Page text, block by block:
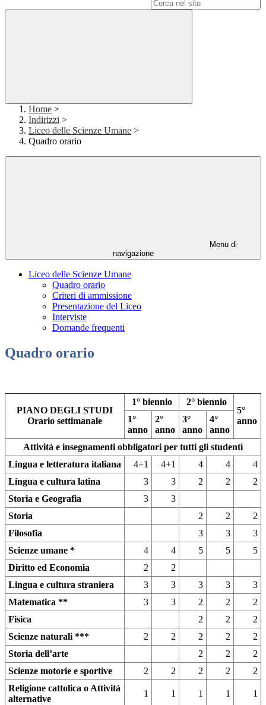
Home >
Indirizzi >
Liceo delle Scienze Umane >
Quadro orario
Menu di
navigazione
Liceo delle Scienze Umane
Quadro orario
Criteri di ammissione
Presentazione del Liceo
Interviste
Domande frequenti
Quadro orario
PIANO DEGLI STUDI
Orario settimanale
1° biennio
2° biennio
5°
anno
1°
anno
2°
anno
3°
anno
4°
anno
Attività e insegnamenti obbligatori per tutti gli studenti
Lingua e letteratura italiana
4+1 4+1 4 4
4
Lingua e cultura latina
3 3 2 2
2
Storia e Geografia
3
3
Storia
2 2
2
Filosofia
3 3
3
Scienze umane *
4 4 5 5
5
Diritto ed Economia
2
2
Lingua e cultura straniera
3 3 3 3
3
Matematica **
3 3 2 2
2
Fisica
2 2
2
Scienze naturali ***
2 2 2 2
2
Storia dell’arte
2 2
2
Scienze motorie e sportive
2 2 2 2
2
Religione cattolica o Attività
alternative
1 1 1 1 1